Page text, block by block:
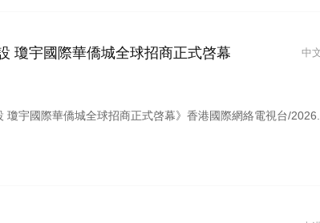
中
瓊宇國際華僑城全球招商正式啓幕
宇國際華僑城全球招商正式啓幕》香港國際網絡電視台/2026.07.29